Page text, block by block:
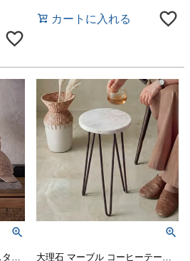
カートに入れる
卓上 机上 デスク上 仕切りスタンド 倒れない 書類 本 収納 オブジェ 撮影 小道具 展示 インテリアオブジェ ハンドメイド カフェ 店舗 レストラン ギフト プレゼント 大理石 マーブル コーヒーテーブル 丸テーブル ベッドサイド